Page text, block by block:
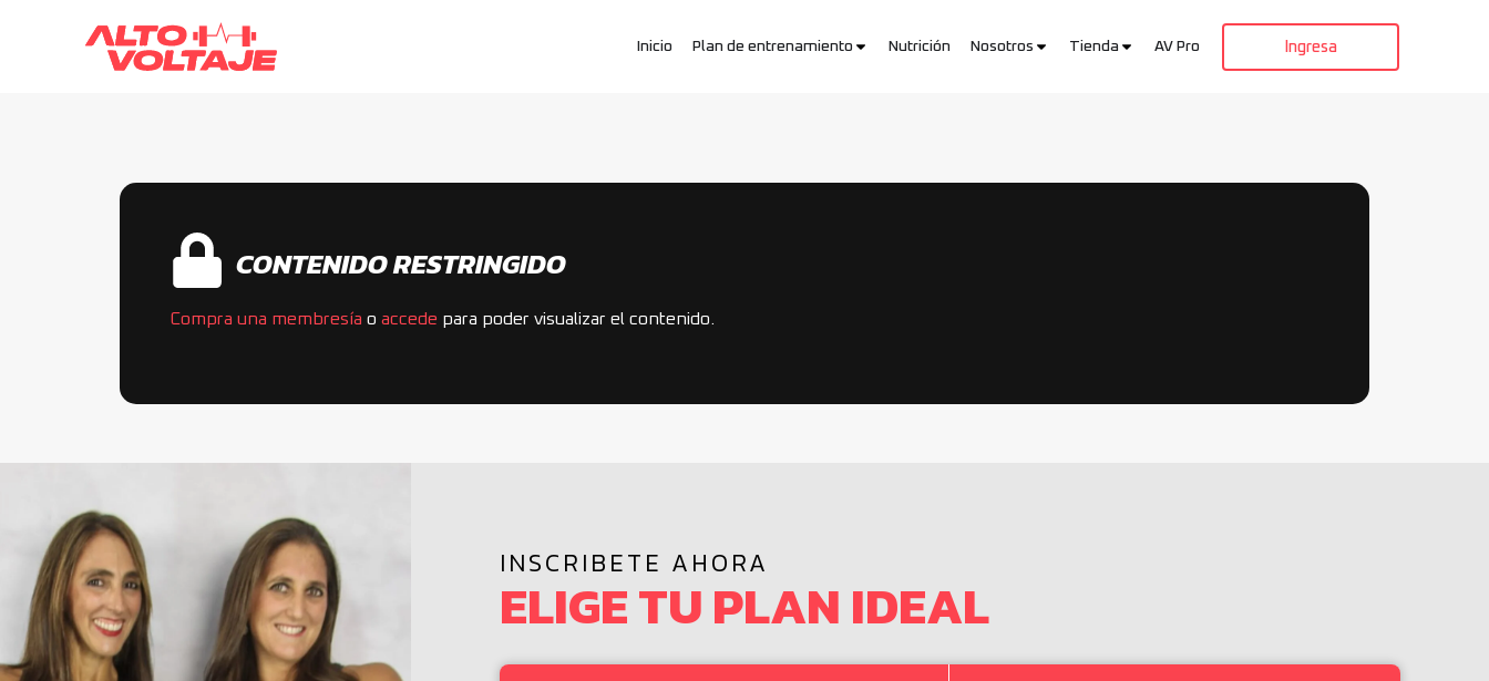
Inicio Plan de entrenamiento Nutrición Nosotros Tienda AV Pro Ingresa
CONTENIDO RESTRINGIDO
Compra una membresía o accede para poder visualizar el contenido.
INSCRIBETE AHORA
ELIGE TU PLAN IDEAL